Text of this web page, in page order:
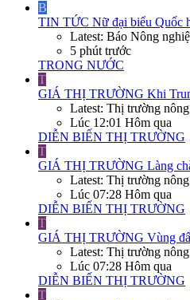
B
TIN TỨC Nữ đại biểu Quốc
Latest: Báo Nông
5 phút trước
TRONG NƯỚC
T
GIÁ THỊ TRƯỜNG Khi
Latest: Thị trường
Lúc 12:01 Hôm qua
DIỄN BIẾN THỊ TRƯỜNG
T
GIÁ THỊ TRƯỜNG Làng
Latest: Thị trường
Lúc 07:28 Hôm qua
DIỄN BIẾN THỊ TRƯỜNG
T
GIÁ THỊ TRƯỜNG Vùng
Latest: Thị trường
Lúc 07:28 Hôm qua
DIỄN BIẾN THỊ TRƯỜNG
T